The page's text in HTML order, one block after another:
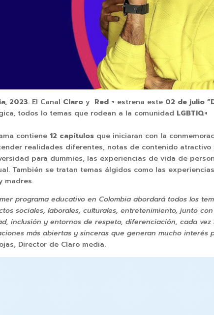
2023. El Canal Claro y Red + estrena este 02 de julio
todos lo temas que rodean a la comunidad LGBTIQ+
contiene 12 capítulos que iniciaran con la
realidades diferentes, notas de contenido
para dummies, las experiencias de vida de
También se tratan temas álgidos como las
madres.
programa educativo en Colombia abordará todos los
sociales, laborales, culturales, entretenimiento, junto
inclusión y entornos de respeto, diferenciación, cada
más abiertas y sinceras que generan mucho interés
Director de Claro media.